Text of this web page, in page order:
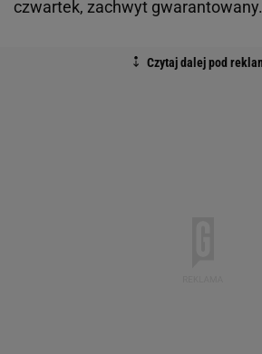
czwartek, zachwyt gwarantowany.